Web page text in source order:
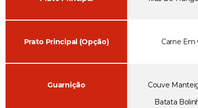
Prato Principal (Opção) Carne Em
Guarnição
Couve
Batata